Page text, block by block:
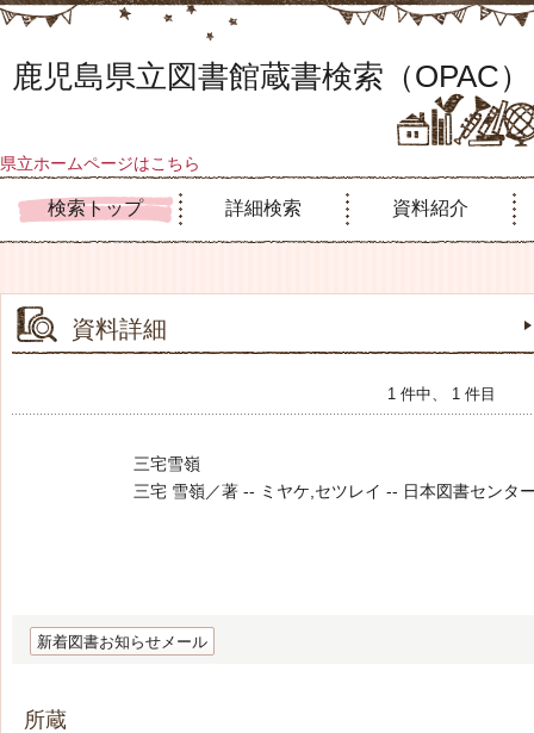
鹿児島県立図書館蔵書検索（OPAC）
県立ホームページはこちら
検索トップ 詳細検索 資料紹介
資料詳細
1 件中、 1 件目
三宅雪嶺
三宅 雪嶺／著 -- ミヤケ,セツレイ -- 日本図書センタ
新着図書お知らせメール
所蔵